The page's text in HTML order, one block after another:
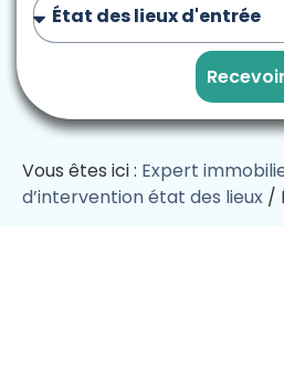
Vous êtes ici : Expert
d’intervention état des lieux /